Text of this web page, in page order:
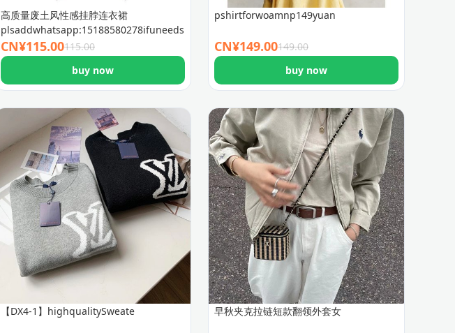
高质量废土风性感挂脖连衣裙
plsaddwhatsapp:15188580278ifuneedsizeguid
CN¥115.00115.00
buy now
pshirtforwoamnp149yuan
CN¥149.00149.00
buy now
【DX4-1】highqualitySweate 早秋夹克拉链短款翻领外套女